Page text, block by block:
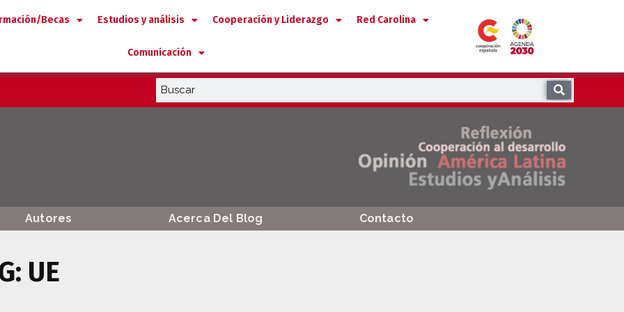
Becas Estudios y análisis Cooperación y Liderazgo Red Carolina
Comunicación
Autores Acerca Del Blog Contacto
UE